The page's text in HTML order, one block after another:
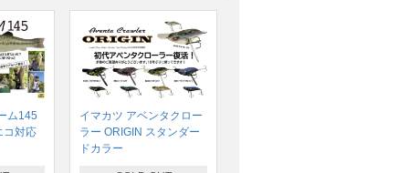
ム145
コ対応
イマカツ アベンタクロー
ラー ORIGIN スタンダー
ドカラー